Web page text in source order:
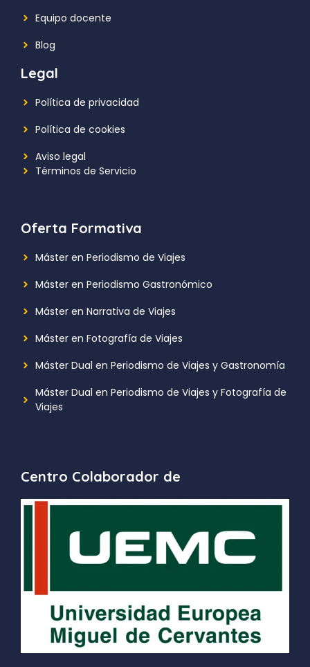
Equipo docente
Blog
Legal
Política de privacidad
Política de cookies
Aviso legal
Términos de Servicio
Oferta Formativa
Máster en Periodismo de Viajes
Máster en Periodismo Gastronómico
Máster en Narrativa de Viajes
Máster en Fotografía de Viajes
Máster Dual en Periodismo de Viajes y Gastronomía
Máster Dual en Periodismo de Viajes y Fotografía de
Viajes
Centro Colaborador de